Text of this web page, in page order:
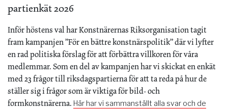
partienkät 2026
Inför höstens val har Konstnärernas Riksorganisation tagit
fram kampanjen ”För en bättre konstnärspolitik” där vi lyfter
en rad politiska förslag för att förbättra villkoren för våra
medlemmar. Som en del av kampanjen har vi skickat en enkät
med 23 frågor till riksdagspartierna för att ta reda på hur de
ställer sig i frågor som är viktiga för bild- och
formkonstnärerna. Här har vi sammanställt alla svar och de